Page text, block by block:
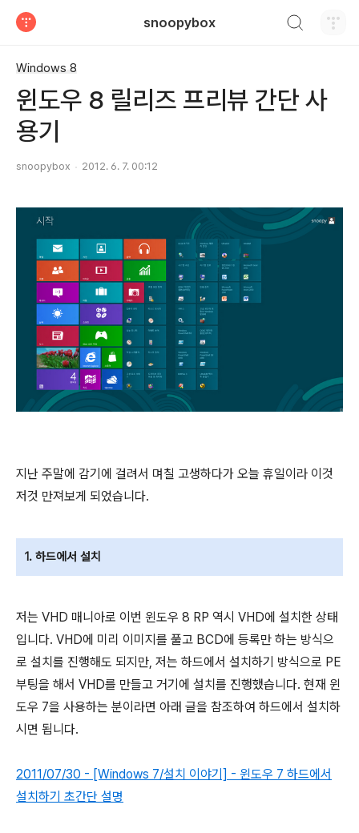
snoopybox
Windows 8
윈도우 8 릴리즈 프리뷰 간단 사
용기
snoopybox 2012. 6. 7. 00:12
지난 주말에 감기에 걸려서 며칠 고생하다가 오늘 휴일이라 이것
저것 만져보게 되었습니다.
1. 하드에서 설치
저는 VHD 매니아로 이번 윈도우 8 RP 역시 VHD에 설치한 상태
입니다. VHD에 미리 이미지를 풀고 BCD에 등록만 하는 방식으
로 설치를 진행해도 되지만, 저는 하드에서 설치하기 방식으로 PE
부팅을 해서 VHD를 만들고 거기에 설치를 진행했습니다. 현재 윈
도우 7을 사용하는 분이라면 아래 글을 참조하여 하드에서 설치하
시면 됩니다.
2011/07/30 - [Windows 7/설치 이야기] - 윈도우 7 하드에서
설치하기 초간단 설명